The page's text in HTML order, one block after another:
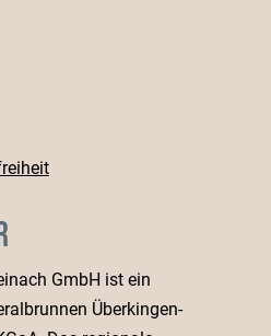
GmbH ist ein
Überkingen-